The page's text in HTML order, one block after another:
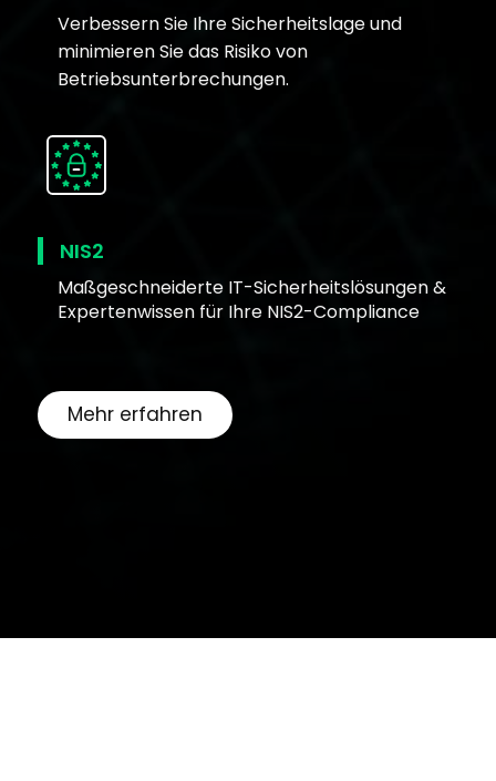
Verbessern Sie Ihre Sicherheitslage und
minimieren Sie das Risiko von
Betriebsunterbrechungen.
NIS2
Maßgeschneiderte IT-Sicherheitslösungen &
Expertenwissen für Ihre NIS2-Compliance
Mehr erfahren